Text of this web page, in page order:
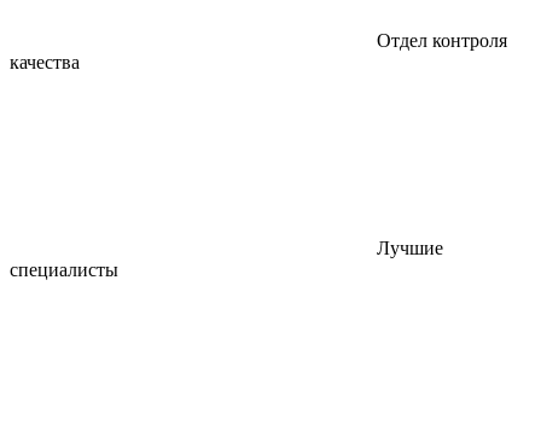
Отдел контроля
качества
Лучшие
специалисты